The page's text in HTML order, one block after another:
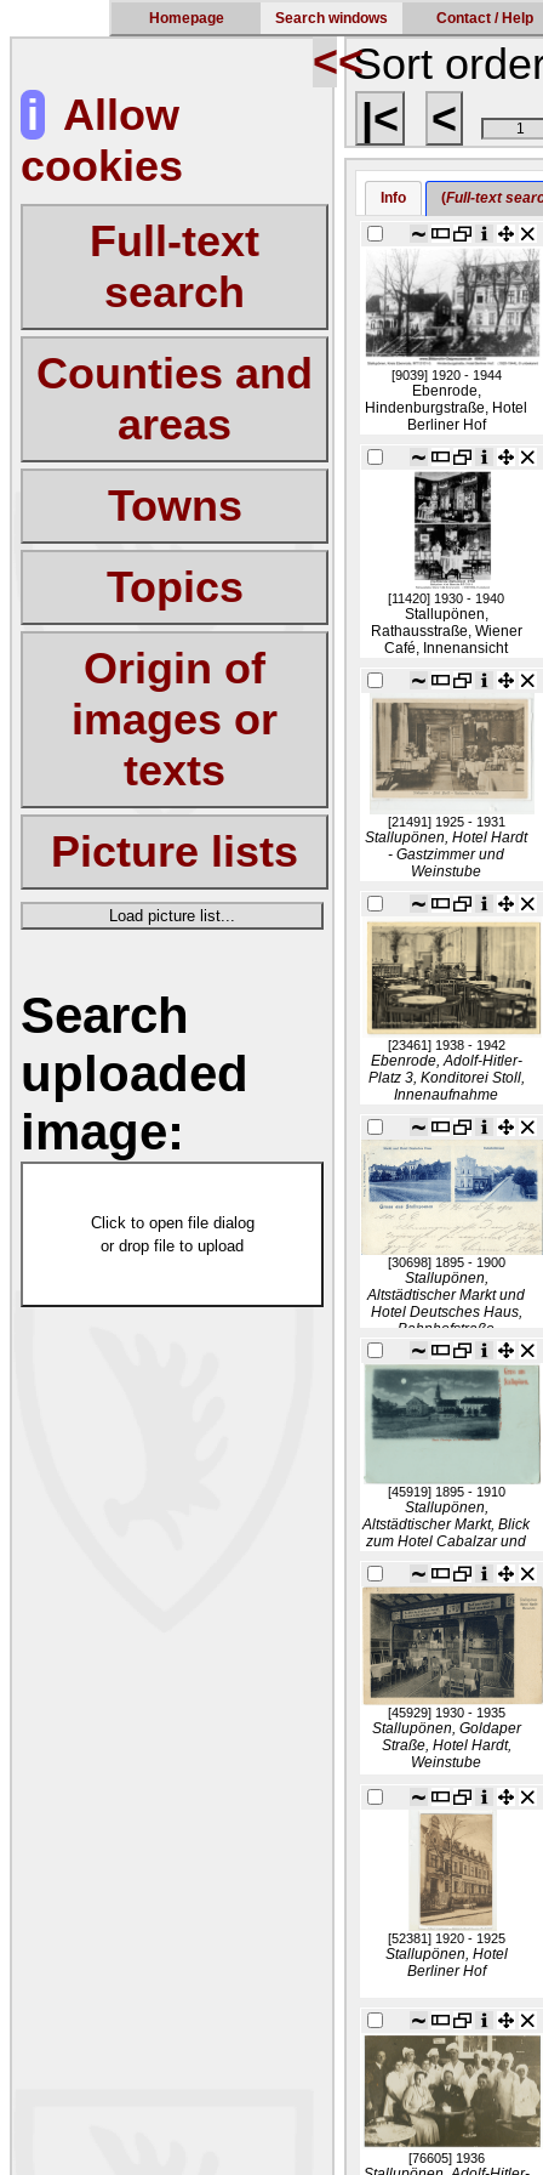
Homepage Search windows Contact / Help
<<
i Allow
cookies
Full-text
search
Counties and
areas
Towns
Topics
Origin of
images or
texts
Picture lists
Load picture list...
Search
uploaded
image:
Click to open file dialog
or drop file to upload
Sort
|<
<
Info (Full-text
[9039] 1920 - 1944
Ebenrode,
Hindenburgstraße, Hotel
Berliner Hof
[11420] 1930 - 1940
Stallupönen,
Rathausstraße, Wiener
Café, Innenansicht
[21491] 1925 - 1931
Stallupönen, Hotel Hardt
- Gastzimmer und
Weinstube
[23461] 1938 - 1942
Ebenrode, Adolf-Hitler-
Platz 3, Konditorei Stoll,
Innenaufnahme
[30698] 1895 - 1900
Stallupönen,
Altstädtischer Markt und
Hotel Deutsches Haus,
Bahnhofstraße
[45919] 1895 - 1910
Stallupönen,
Altstädtischer Markt, Blick
zum Hotel Cabalzar und
Abendaufnahme
[45929] 1930 - 1935
Stallupönen, Goldaper
Straße, Hotel Hardt,
Weinstube
[52381] 1920 - 1925
Stallupönen, Hotel
Berliner Hof
[76605] 1936